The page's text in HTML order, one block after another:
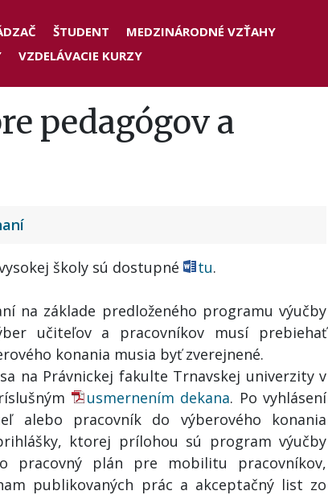
ŠTUDENT
MEDZINÁRODNÉ VZŤAHY
VZDELÁVACIE KURZY
pedagógov a
školy sú dostupné tu.
na základe predloženého programu výučby
učiteľov a pracovníkov musí prebiehať
konania musia byť zverejnené.
na Právnickej fakulte Trnavskej univerzity v
usmernením dekana. Po vyhlásení
alebo pracovník do výberového konania
ktorej prílohou sú program výučby
pracovný plán pre mobilitu pracovníkov,
publikovaných prác a akceptačný list zo